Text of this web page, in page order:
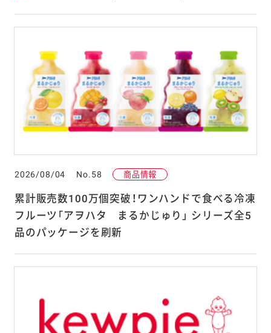
2026/08/04 No.58 商品情報
累計販売数100万個突破！ワンハンドで食べる冷凍
フルーツ「アヲハタ まるかじゅり」 シリーズ全5
品のパッケージを刷新